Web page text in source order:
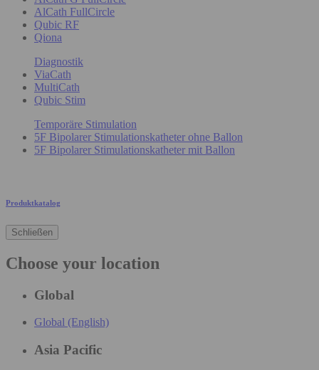
AlCath FullCircle
Qubic RF
Qiona
Diagnostik
ViaCath
MultiCath
Qubic Stim
Temporäre Stimulation
5F Bipolarer Stimulationskatheter ohne Ballon
5F Bipolarer Stimulationskatheter mit Ballon
Produktkatalog
Schließen
Choose your location
Global
Global (English)
Asia Pacific